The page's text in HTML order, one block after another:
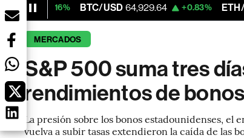
BTC/USD 64,929.64 +0.83% ETH/USD
MERCADOS
S&P 500 suma tres
rendimientos de
La presión sobre los bonos estadounidenses,
vuelva a subir tasas extendieron la caída de las